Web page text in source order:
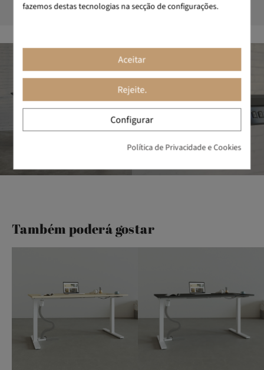
Também poderá gostar
fazemos destas tecnologias na secção de configurações.
Aceitar
Rejeite.
Configurar
Política de Privacidade e Cookies